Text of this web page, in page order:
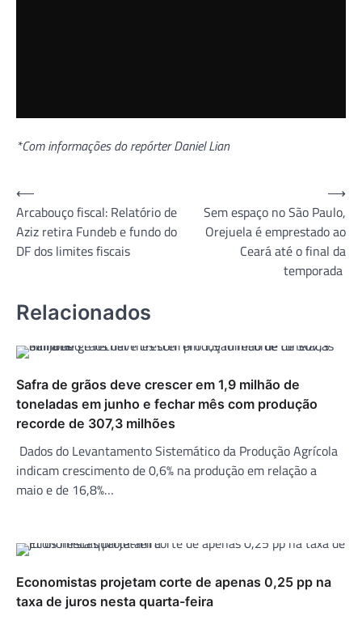
*Com informações do repórter Daniel Lian
Navegação
de
Post
⟵
Arcabouço fiscal: Relatório de
Aziz retira Fundeb e fundo do
DF dos limites fiscais
Sem espaço no São Paulo,
Orejuela é emprestado ao
Ceará até o final da
temporada
⟶
Relacionados
Safra de grãos deve crescer em 1,9 milhão de
toneladas em junho e fechar mês com produção
recorde de 307,3 milhões
Dados do Levantamento Sistemático da Produção Agrícola
indicam crescimento de 0,6% na produção em relação a
maio e de 16,8%…
Economistas projetam corte de apenas 0,25 pp na
taxa de juros nesta quarta-feira